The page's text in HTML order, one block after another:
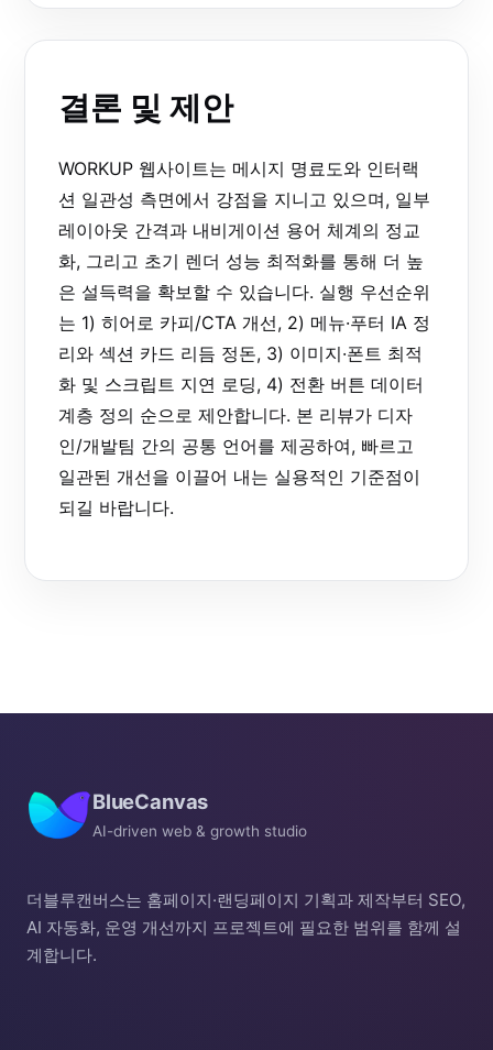
결론 및 제안
WORKUP 웹사이트는 메시지 명료도와 인터랙
션 일관성 측면에서 강점을 지니고 있으며, 일부
레이아웃 간격과 내비게이션 용어 체계의 정교
화, 그리고 초기 렌더 성능 최적화를 통해 더 높
은 설득력을 확보할 수 있습니다. 실행 우선순위
는 1) 히어로 카피/CTA 개선, 2) 메뉴·푸터 IA 정
리와 섹션 카드 리듬 정돈, 3) 이미지·폰트 최적
화 및 스크립트 지연 로딩, 4) 전환 버튼 데이터
계층 정의 순으로 제안합니다. 본 리뷰가 디자
인/개발팀 간의 공통 언어를 제공하여, 빠르고
일관된 개선을 이끌어 내는 실용적인 기준점이
되길 바랍니다.
BlueCanvas
AI-driven web & growth studio
더블루캔버스는 홈페이지·랜딩페이지 기획과 제작부터 SEO,
AI 자동화, 운영 개선까지 프로젝트에 필요한 범위를 함께 설
계합니다.